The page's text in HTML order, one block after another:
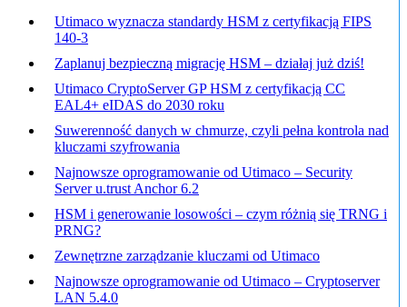
Utimaco wyznacza standardy HSM z certyfikacją FIPS
140-3
Zaplanuj bezpieczną migrację HSM – działaj już dziś!
Utimaco CryptoServer GP HSM z certyfikacją CC
EAL4+ eIDAS do 2030 roku
Suwerenność danych w chmurze, czyli pełna kontrola nad
kluczami szyfrowania
Najnowsze oprogramowanie od Utimaco – Security
Server u.trust Anchor 6.2
HSM i generowanie losowości – czym różnią się TRNG i
PRNG?
Zewnętrzne zarządzanie kluczami od Utimaco
Najnowsze oprogramowanie od Utimaco – Cryptoserver
LAN 5.4.0